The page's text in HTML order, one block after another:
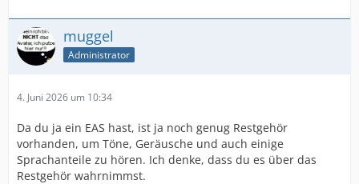
muggel
Administrator
4. Juni 2026 um 10:34
Da du ja ein EAS hast, ist ja noch genug Restgehör
vorhanden, um Töne, Geräusche und auch einige
Sprachanteile zu hören. Ich denke, dass du es über das
Restgehör wahrnimmst.